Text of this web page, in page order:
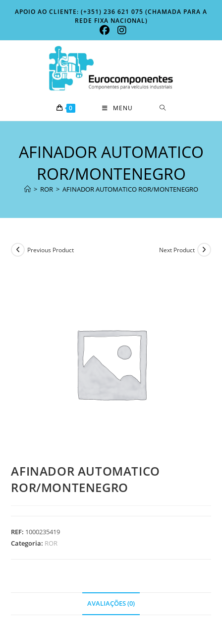
APOIO AO CLIENTE: (+351) 236 621 075 (CHAMADA PARA A
REDE FIXA NACIONAL)
0 MENU
AFINADOR AUTOMATICO
ROR/MONTENEGRO
> ROR > AFINADOR AUTOMATICO ROR/MONTENEGRO
Previous Product Next Product
AFINADOR AUTOMATICO
ROR/MONTENEGRO
REF: 1000235419
Categoria: ROR
AVALIAÇÕES (0)